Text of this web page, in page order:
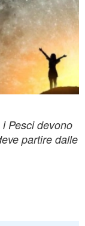
Pesci devono
partire dalle